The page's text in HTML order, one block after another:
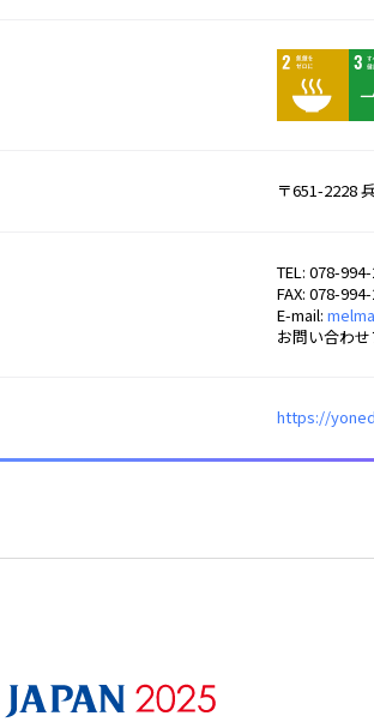
〒651-2228
TEL: 078-
FAX: 078-
E-mail:
お問い合わ
https://